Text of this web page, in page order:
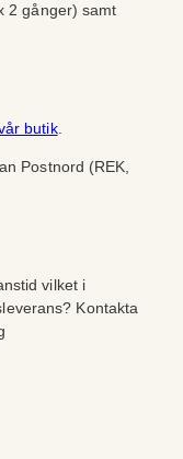
2 gånger) samt
butik.
Postnord (REK,
vilket i
Kontakta